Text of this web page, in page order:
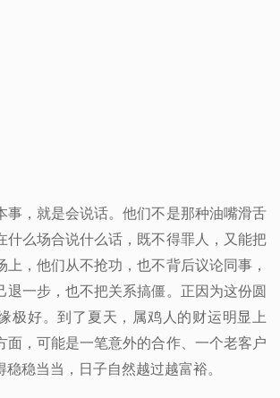
事，就是会说话。他们不是那种油嘴滑舌
什么场合说什么话，既不得罪人，又能把
上，他们从不抢功，也不背后议论同事，
退一步，也不把关系搞僵。正因为这份圆
极好。到了夏天，属鸡人的财运明显上
面，可能是一笔意外的合作、一个老客户
稳当当，日子自然越过越富裕。